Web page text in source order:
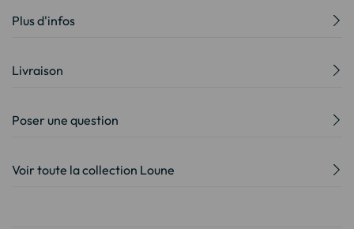
Plus d'infos
Livraison
Poser une question
Voir toute la collection Loune